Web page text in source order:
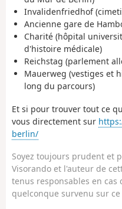
Invalidenfriedhof
Ancienne gare de
Charité (hôpital
d'histoire médicale)
Reichstag (parlement
Mauerweg (vestiges et
long du parcours)
Et si pour trouver tout ce
vous directement sur
berlin/
Soyez toujours prudent et
Visorando et l'auteur de
tenus responsables en
quelconque survenu sur